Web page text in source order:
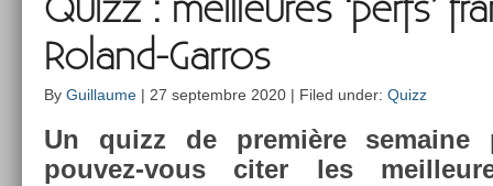
Quizz : meilleures ‘perfs’
Roland-Garros
By Guillaume | 27 septembre 2020 | Filed under: Quizz
Un quizz de première semaine
pouvez-vous citer les